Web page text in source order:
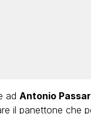
ad Antonio
il panettone che